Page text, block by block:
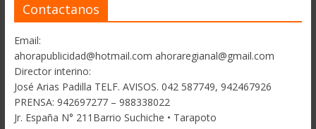
Contactanos
Email:
ahorapublicidad@hotmail.com ahoraregianal@gmail.com
Director interino:
José Arias Padilla TELF. AVISOS. 042 587749, 942467926
PRENSA: 942697277 – 988338022
Jr. España N° 211Barrio Suchiche • Tarapoto